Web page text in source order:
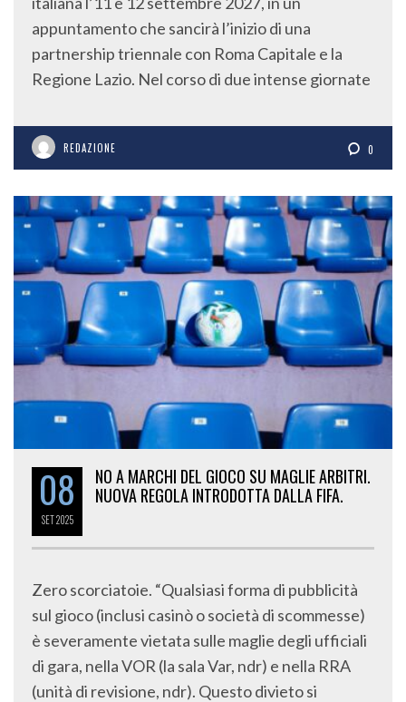
appuntamento che sancirà l’inizio di una
partnership triennale con Roma Capitale e la
Regione Lazio. Nel corso di due intense giornate
REDAZIONE 0
08
SET2025
NO A MARCHI DEL GIOCO SU MAGLIE ARBITRI.
NUOVA REGOLA INTRODOTTA DALLA FIFA.
Zero scorciatoie. “Qualsiasi forma di pubblicità
sul gioco (inclusi casinò o società di scommesse)
è severamente vietata sulle maglie degli ufficiali
di gara, nella VOR (la sala Var, ndr) e nella RRA
(unità di revisione, ndr). Questo divieto si